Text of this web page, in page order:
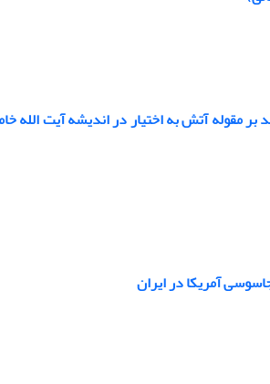
بر مقوله آتش به اختیار در اندیشه آیت الله